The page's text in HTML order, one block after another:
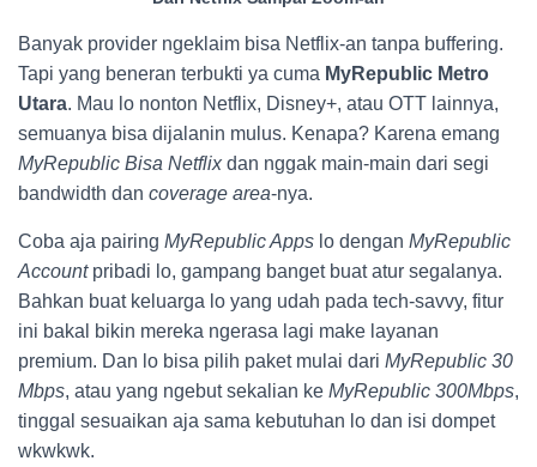
Banyak provider ngeklaim bisa Netflix-an tanpa buffering.
Tapi yang beneran terbukti ya cuma MyRepublic Metro
Utara. Mau lo nonton Netflix, Disney+, atau OTT lainnya,
semuanya bisa dijalanin mulus. Kenapa? Karena emang
MyRepublic Bisa Netflixdan nggak main-main dari segi
bandwidth dan coverage area-nya.
Coba aja pairing MyRepublic Apps lo dengan MyRepublic
Accountpribadi lo, gampang banget buat atur segalanya.
Bahkan buat keluarga lo yang udah pada tech-savvy, fitur
ini bakal bikin mereka ngerasa lagi make layanan
premium. Dan lo bisa pilih paket mulai dari MyRepublic 30
Mbps, atau yang ngebut sekalian ke MyRepublic 300Mbps,
tinggal sesuaikan aja sama kebutuhan lo dan isi dompet
wkwkwk.